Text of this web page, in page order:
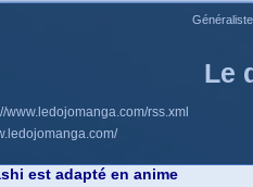
Le
www.ledojomanga.com/rss.xml
est adapté en anime